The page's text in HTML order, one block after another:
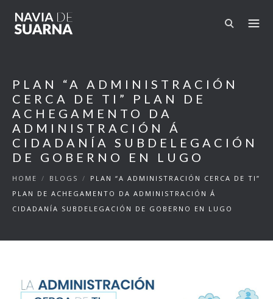
PLAN “A ADMINISTRACIÓN
CERCA DE TI” PLAN DE
ACHEGAMENTO DA
ADMINISTRACIÓN Á
CIDADANÍA SUBDELEGACIÓN
DE GOBERNO EN LUGO
HOME / BLOGS /
PLAN “A ADMINISTRACIÓN CERCA DE TI”
PLAN DE ACHEGAMENTO DA ADMINISTRACIÓN Á
CIDADANÍA SUBDELEGACIÓN DE GOBERNO EN LUGO